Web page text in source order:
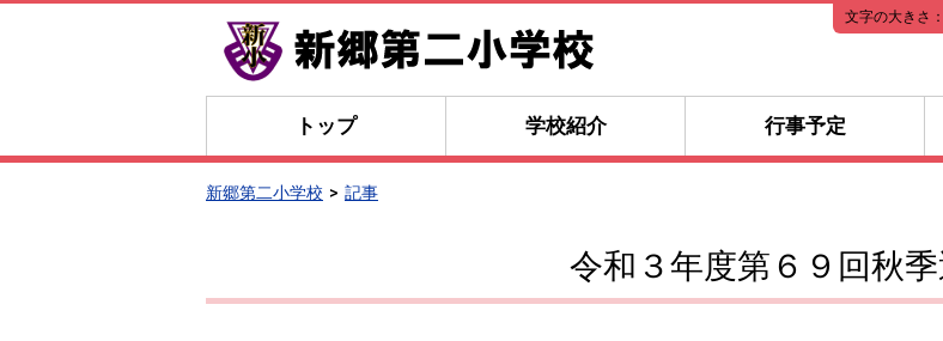
本
文
文字の大きさ：
トップ 学校紹介 行事予定
新郷第二小学校 記事
令和３年度第６９回秋